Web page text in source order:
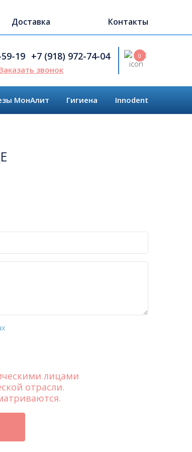
Доставка Контакты
19 +7 (918) 972-74-04
звонок
0
МонАлит Гигиена Innodent
лицами
отрасли.